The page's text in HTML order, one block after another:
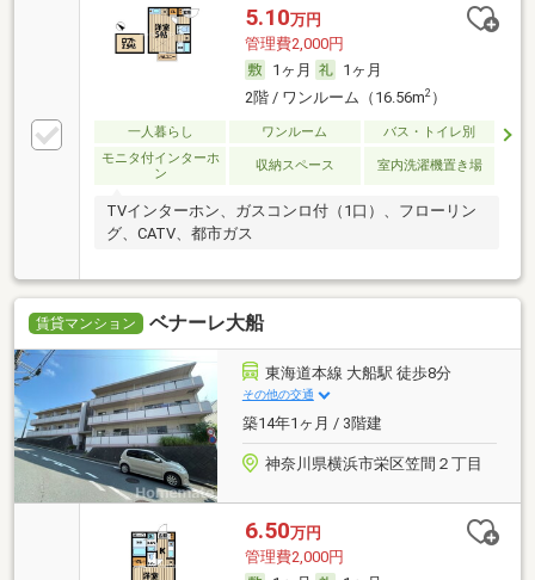
5.10万円
管理費2,000円
1ヶ月
1ヶ月
2階 / ワンルーム（16.56m2）
一人暮らし ワンルーム
バス・トイレ別
モニタ付インターホ
ン
収納スペース 室内洗濯機置き場
TVインターホン、ガスコンロ付（1口）、フローリン
グ、CATV、都市ガス
賃貸マンション ベナーレ大船
東海道本線 大船駅 徒歩8分
その他の交通
築14年1ヶ月 / 3階建
神奈川県横浜市栄区笠間２丁目
6.50万円
管理費2,000円